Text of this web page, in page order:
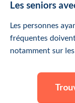
Les seniors
Les personnes
fréquentes
notamment sur